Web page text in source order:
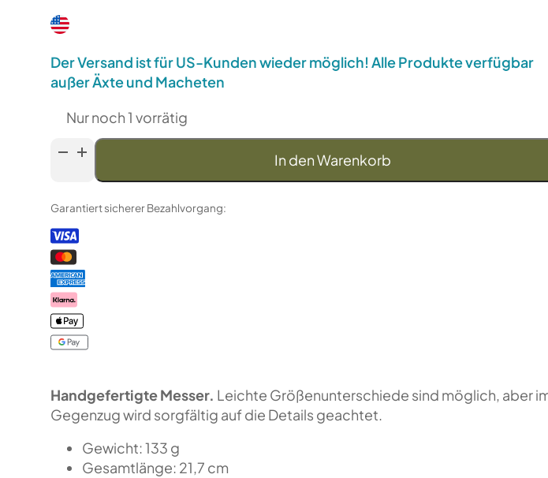
Der Versand ist für US-Kunden wieder möglich! Alle Produkte verfügbar
außer Äxte und Macheten
Nur noch 1 vorrätig
Southern
L"
Oxford
Blue
Griff
–
Elmax-
Stahl
–
Menge
In den Warenkorb
Garantiert sicherer Bezahlvorgang:
Handgefertigte Messer. Leichte Größenunterschiede sind möglich, aber
Gegenzug wird sorgfältig auf die Details geachtet.
Gewicht: 133 g
Gesamtlänge: 21,7 cm